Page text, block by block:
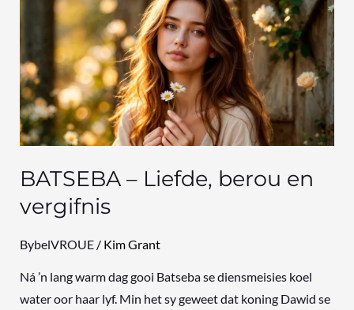
BATSEBA – Liefde, berou en
vergifnis
BybelVROUE/ Kim Grant
Ná ’n lang warm dag gooi Batseba se diensmeisies koel
water oor haar lyf. Min het sy geweet dat koning Dawid se
berou
en
vergifnis